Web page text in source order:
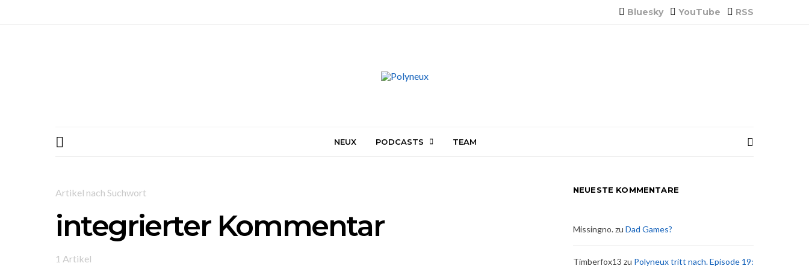
Bluesky YouTube RSS
NEUX PODCASTS TEAM
Artikel nach Suchwort
integrierter Kommentar
1 Artikel
NEUESTE KOMMENTARE
Missingno.zu Dad Games?
Timberfox13 zu Polyneux tritt nach. Episode 19: